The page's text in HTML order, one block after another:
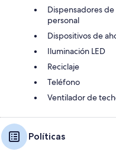
Dispensadores
personal
Dispositivos de
Iluminación LED
Reciclaje
Teléfono
Ventilador de
Políticas